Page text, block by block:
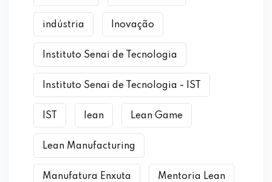
indústria Inovação
Instituto Senai de Tecnologia
Instituto Senai de Tecnologia - IST
IST lean Lean Game
Lean Manufacturing
Manufatura Enxuta Mentoria Lean